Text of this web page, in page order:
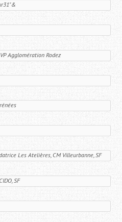
Agglomération Rodez
Les Atelières, CM Villeurbanne, SF
SF